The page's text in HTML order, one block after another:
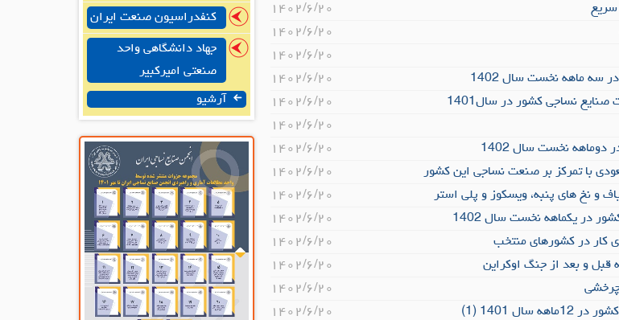
۱۴۰۲/۶/۲۰
۱۴۰۲/۶/۲۰
۱۴۰۲/۶/۲۰
۱۴۰۲/۶/۲۰
۱۴۰۲/۶/۲۰
۱۴۰۲/۶/۲۰
۱۴۰۲/۶/۲۰
۱۴۰۲/۶/۲۰
۱۴۰۲/۶/۲۰
۱۴۰۲/۶/۲۰
۱۴۰۲/۶/۲۰
۱۴۰۲/۶/۲۰
۱۴۰۲/۶/۲۰
۱۴۰۲/۶/۲۰
کنفدراسیون صنعت ایران
جهاد دانشگاهی واحد
صنعتی امیرکبیر
آرشیو